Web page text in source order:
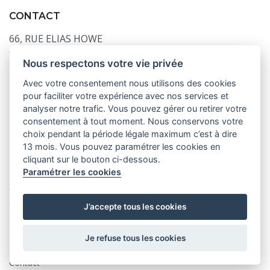
CONTACT
66, RUE ELIAS HOWE
94100 Saint Maur des Fossés, France
: 01 41 95 07 53
Fax: 01 80 91 61 34
Email: contact@5assur.com
Mentions légales
Politique des cookies
Contact
Nous respectons votre vie privée
Avec votre consentement nous utilisons des cookies
pour faciliter votre expérience avec nos services et
analyser notre trafic. Vous pouvez gérer ou retirer votre
consentement à tout moment. Nous conservons votre
choix pendant la période légale maximum c’est à dire
13 mois. Vous pouvez paramétrer les cookies en
cliquant sur le bouton ci-dessous.
Paramétrer les cookies
J’accepte tous les cookies
Je refuse tous les cookies